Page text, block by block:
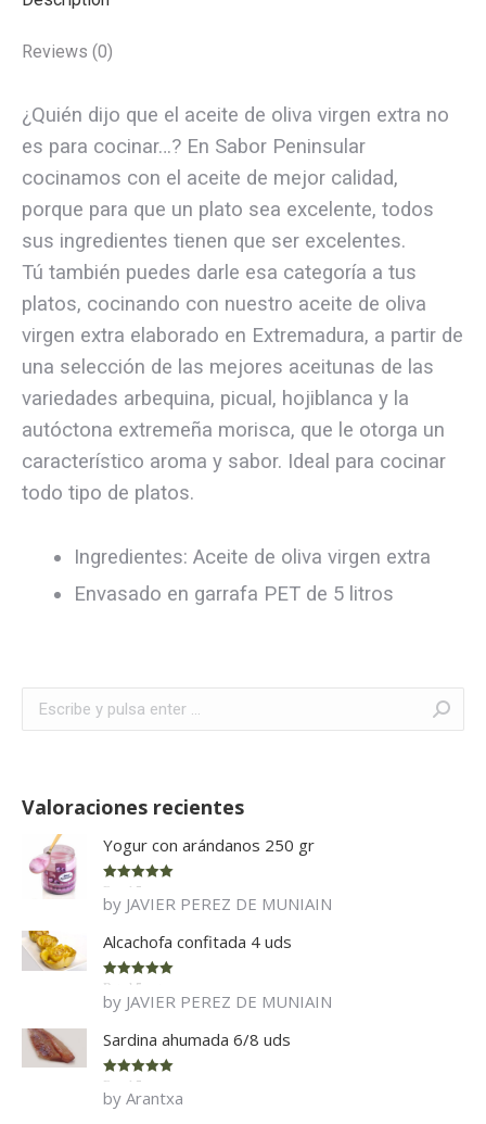
Reviews (0)
¿Quién dijo que el aceite de oliva virgen extra no
es para cocinar…? En Sabor Peninsular
cocinamos con el aceite de mejor calidad,
porque para que un plato sea excelente, todos
sus ingredientes tienen que ser excelentes.
Tú también puedes darle esa categoría a tus
platos, cocinando con nuestro aceite de oliva
virgen extra elaborado en Extremadura, a partir de
una selección de las mejores aceitunas de las
variedades arbequina, picual, hojiblanca y la
autóctona extremeña morisca, que le otorga un
característico aroma y sabor. Ideal para cocinar
todo tipo de platos.
Ingredientes: Aceite de oliva virgen extra
Envasado en garrafa PET de 5 litros
Buscar:
Valoraciones recientes
Yogur con arándanos 250 gr
Rated 5
of 5
by JAVIER PEREZ DE MUNIAIN
Alcachofa confitada 4 uds
Rated 5
of 5
by JAVIER PEREZ DE MUNIAIN
Sardina ahumada 6/8 uds
Rated 5
of 5
by Arantxa